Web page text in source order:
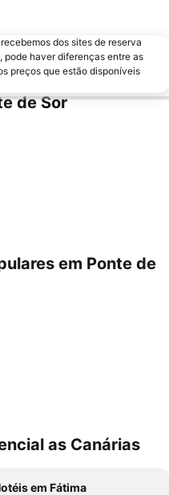
dos sites de reserva
pode haver diferenças entre as
preços que estão disponíveis
de Sor
em Ponte de
as Canárias
em Fátima